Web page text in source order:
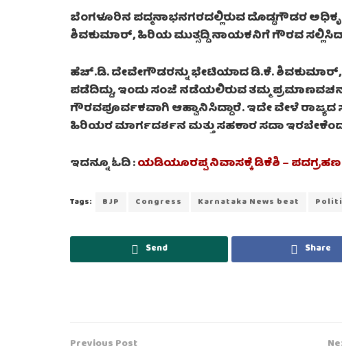
ಬೆಂಗಳೂರಿನ ಪದ್ಮನಾಭನಗರದಲ್ಲಿರುವ ದೊಡ್ಡಗೌಡರ
ಶಿವಕುಮಾರ್, ಹಿರಿಯ ಮುತ್ಸದ್ದಿ ನಾಯಕನಿಗೆ ಗೌರವ
ಹೆಚ್.ಡಿ. ದೇವೇಗೌಡರನ್ನು ಭೇಟಿಯಾದ ಡಿ.ಕೆ. ಶಿವಕುಮಾರ್,
ಪಡೆದಿದ್ದು, ಇಂದು ಸಂಜೆ ನಡೆಯಲಿರುವ ತಮ್ಮ
ಗೌರವಪೂರ್ವಕವಾಗಿ ಆಹ್ವಾನಿಸಿದ್ದಾರೆ. ಇದೇ ವೇಳೆ ರಾಜ್ಯದ
ಹಿರಿಯರ ಮಾರ್ಗದರ್ಶನ ಮತ್ತು ಸಹಕಾರ ಸದಾ
ಇದನ್ನೂ ಓದಿ :ಯಡಿಯೂರಪ್ಪ ನಿವಾಸಕ್ಕೆ ಡಿಕೆಶಿ – ಪದಗ್ರಹಣ
Tags: BJP Congress Karnataka News beat
Send Share
Previous Post